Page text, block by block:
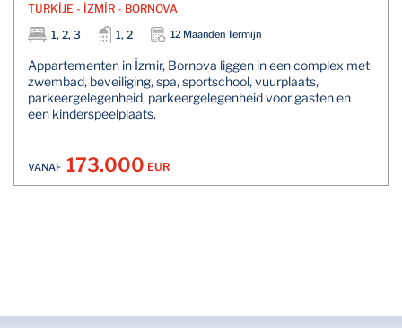
TURKİJE - İZMİR - BORNOVA
1, 2, 3
1, 2 12 Maanden Termijn
Appartementen in İzmir, Bornova liggen in een complex met
zwembad, beveiliging, spa, sportschool, vuurplaats,
parkeergelegenheid, parkeergelegenheid voor gasten en
een kinderspeelplaats.
VANAF 173.000 EUR